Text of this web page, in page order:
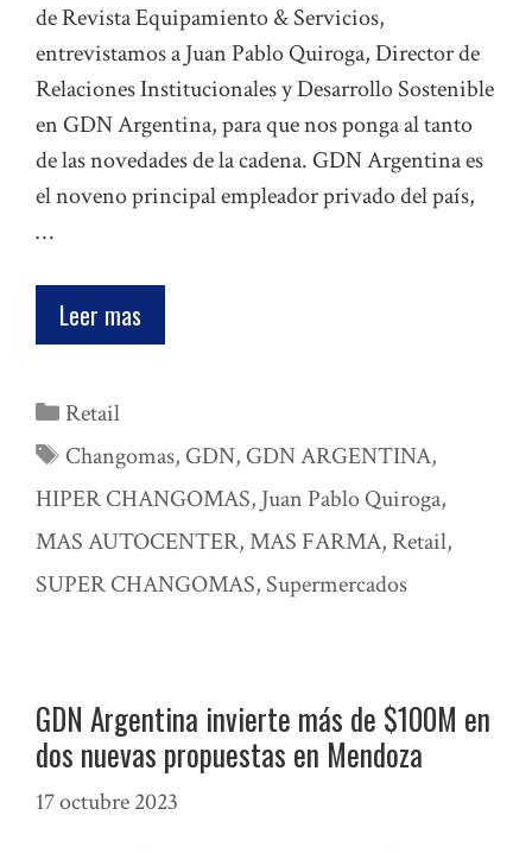
de Revista Equipamiento & Servicios,
entrevistamos a Juan Pablo Quiroga, Director de
Relaciones Institucionales y Desarrollo Sostenible
en GDN Argentina, para que nos ponga al tanto
de las novedades de la cadena. GDN Argentina es
el noveno principal empleador privado del país,
…
Leer mas
Categorías
Retail
Etiquetas
Changomas, GDN, GDN ARGENTINA,
HIPER CHANGOMAS, Juan Pablo Quiroga,
MAS AUTOCENTER,MAS FARMA, Retail,
SUPER CHANGOMAS, Supermercados
GDN Argentina invierte más de $100M en
dos nuevas propuestas en Mendoza
17 octubre 2023